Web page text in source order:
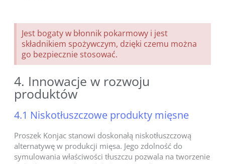
Jest bogaty w błonnik pokarmowy i jest
składnikiem spożywczym, dzięki czemu można
go bezpiecznie stosować.
4. Innowacje w rozwoju
produktów
4.1 Niskotłuszczowe produkty mięsne
Proszek Konjac stanowi doskonałą niskotłuszczową
alternatywę w produkcji mięsa. Jego zdolność do
symulowania właściwości tłuszczu pozwala na tworzenie